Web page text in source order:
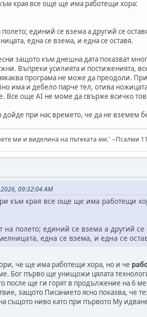
края все още ще има работещи хора:
единий се взема а другий се
една се взема, и една се оставя.
защото към днешна дата показват
Въпреки усилията и постиженията,
програма не може да преодоли.
има и дебело парче тел, отива
Все още AI не моме да свърже всичко
дойде при нас времето, че да не вземем
ми и виделина на пътеката ми.' --Псалми
09:32:04 AM
към края все още ще има работещи
полето; единий се взема а другий се
една се взема, и една се
че ще има работещи хора, но и че
Бог първо ще унищожи цялата
ще ги горят в продължение на 6
защото Писанието ясно показва, че
същото ниво като при първото Му